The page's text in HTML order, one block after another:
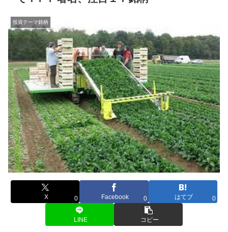
投資テーマ銘柄
X 0 Facebook 0 はてブ 0
LINE コピー